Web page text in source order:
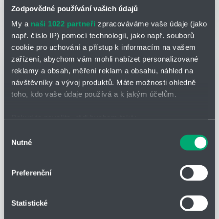
Zodpovědné používání vašich údajů
My a naši 1022 partneři zpracováváme vaše údaje (jako
např. číslo IP) pomocí technologií, jako např. souborů
cookie pro uchování a přístup k informacím na vašem
zařízení, abychom vám mohli nabízet personalizované
reklamy a obsah, měření reklam a obsahu, náhled na
návštěvníky a vývoj produktů. Máte možnosti ohledně
toho, kdo vaše údaje používá a k jakým účelům.
které mohou být přesné na několik metrů
skenování pro konkrétní charakteristiky (otisk prstu)
Zjistěte více o tom, jak zpracováváme vaše osobní
Svůj souhlas můžete kdykoliv změnit nebo odvolat v
souhlasu
Nutné
Preferenční
Statistické
Zapůjčení automatických filtrů pro provozní
Jak moc vás stojí čas a finance na údržbu klasických